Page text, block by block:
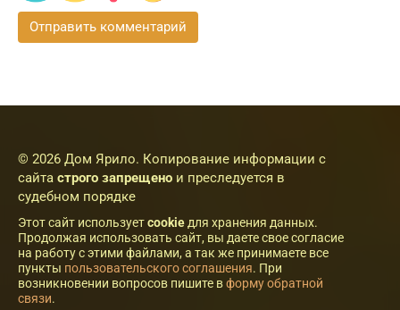
© 2026 Дом Ярило. Копирование информации с
сайта строго запрещено и преследуется в
судебном порядке
Этот сайт используетcookie для хранения данных.
Продолжая использовать сайт, вы даете свое согласие
на работу с этими файлами, а так же принимаете все
пункты пользовательского соглашения. При
возникновении вопросов пишите вформу обратной
связи.